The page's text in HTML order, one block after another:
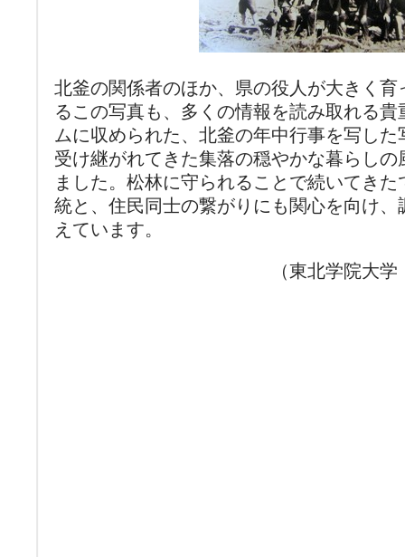
北釜の関係者のほか、県の役人が大きく
るこの写真も、多くの情報を読み取れる
ムに収められた、北釜の年中行事を写し
受け継がれてきた集落の穏やかな暮らし
ました。松林に守られることで続いてき
統と、住民同士の繋がりにも関心を向け
えています。
（東北学院大